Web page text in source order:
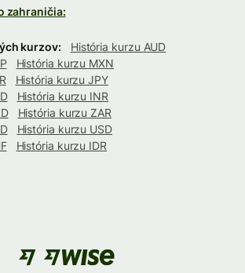
zahraničia:
kurzov:
História kurzu AUD
História kurzu MXN
História kurzu JPY
História kurzu INR
História kurzu ZAR
História kurzu USD
História kurzu IDR